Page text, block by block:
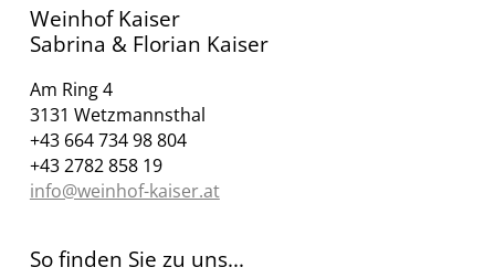
Weinhof Kaiser
Sabrina & Florian Kaiser
Am Ring 4
3131 Wetzmannsthal
+43 664 734 98 804
+43 2782 858 19
info@weinhof-kaiser.at
So finden Sie zu uns...